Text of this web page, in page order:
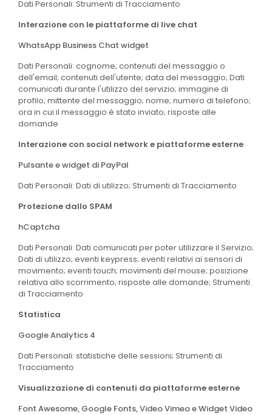
Dati Personali: Strumenti di Tracciamento
Interazione con le piattaforme di live chat
WhatsApp Business Chat widget
Dati Personali: cognome; contenuti del messaggio o
dell'email; contenuti dell'utente; data del messaggio; Dati
comunicati durante l'utilizzo del servizio; immagine di
profilo; mittente del messaggio; nome; numero di telefono;
ora in cui il messaggio è stato inviato; risposte alle
domande
Interazione con social network e piattaforme esterne
Pulsante e widget di PayPal
Dati Personali: Dati di utilizzo; Strumenti di Tracciamento
Protezione dallo SPAM
hCaptcha
Dati Personali: Dati comunicati per poter utilizzare il Servizio;
Dati di utilizzo; eventi keypress; eventi relativi ai sensori di
movimento; eventi touch; movimenti del mouse; posizione
relativa allo scorrimento; risposte alle domande; Strumenti
di Tracciamento
Statistica
Google Analytics 4
Dati Personali: statistiche delle sessioni; Strumenti di
Tracciamento
Visualizzazione di contenuti da piattaforme esterne
Font Awesome, Google Fonts, Video Vimeo e Widget Video